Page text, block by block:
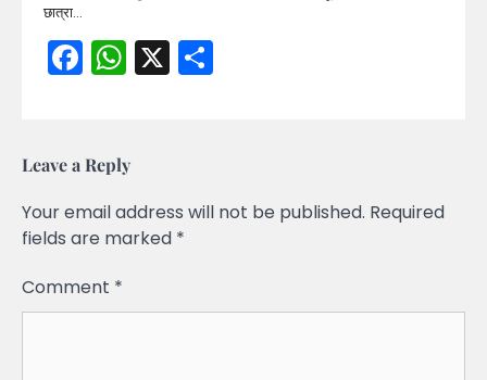
छात्रा…
Facebook
WhatsApp
X
Leave a Reply
Your email address will not be published. Required
fields are marked *
Comment *